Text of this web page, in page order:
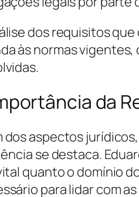
dos requisitos
às normas
da
dos aspectos
se destaca.
quanto o domínio
para lidar com